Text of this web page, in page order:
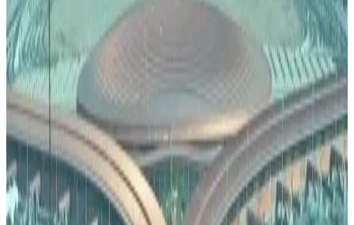
صورة إرشيفية - طائرة تابعة لشركة طيران ناس
"أعلنت شركة طيران ناس تدشين رحلات مباشرة بين الرياض
ووجهات أوروبية جديدة هي وجهة ميونخ ووجهة بودابست، بمعدل
ثلاث رحلات أسبوعية"
دشنت شركة طيران ناس السعودية رحلاتها إلى عدد من الوجهات
الأوروبية الجديدة، وأعلنت تسيير رحلات مباشرة بين الرياض وكلٍ
من ميونخ وبودابست.
رحلات طيران ناس إلى الوجهات الأوروبية